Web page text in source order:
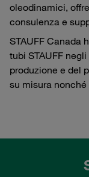
oleodinamici,
consulenza e
STAUFF Canada
tubi STAUFF
produzione e del
su misura